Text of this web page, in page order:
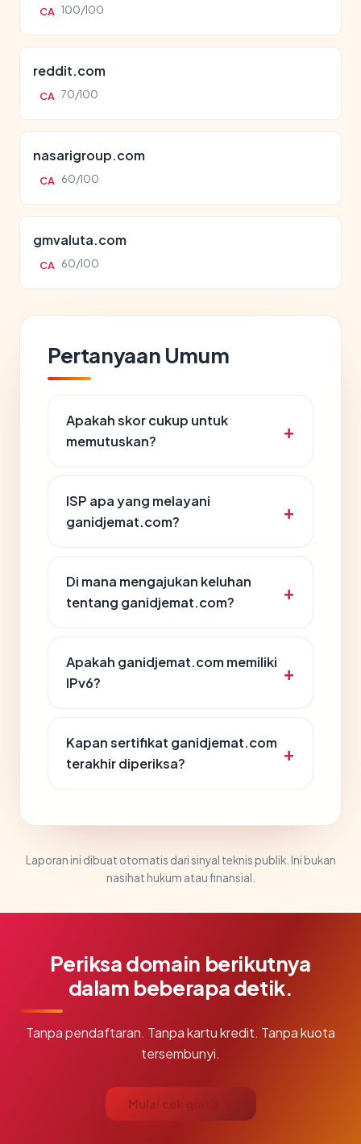
CA 100/100
reddit.com
CA 70/100
nasarigroup.com
CA 60/100
gmvaluta.com
CA 60/100
Pertanyaan Umum
Apakah skor cukup untuk
memutuskan?
ISP apa yang melayani
ganidjemat.com?
Di mana mengajukan keluhan
tentang ganidjemat.com?
Apakah ganidjemat.com memiliki
IPv6?
Kapan sertifikat ganidjemat.com
terakhir diperiksa?
Laporan ini dibuat otomatis dari sinyal teknis publik. Ini bukan
nasihat hukum atau finansial.
Periksa domain berikutnya
dalam beberapa detik.
Tanpa pendaftaran. Tanpa kartu kredit. Tanpa kuota
tersembunyi.
Mulai cek gratis →